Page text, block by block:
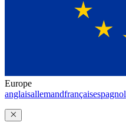
Europe
anglaisallemandfrançaisespagnol